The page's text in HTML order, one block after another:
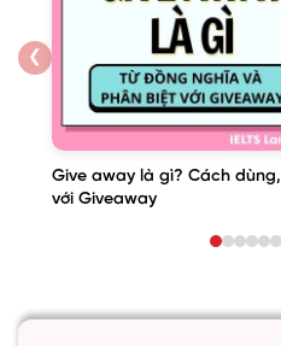
❮
Give away là gì? Cách
với Giveaway